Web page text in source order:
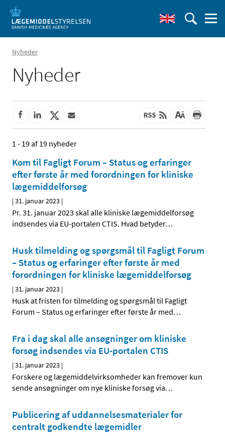
Nyheder
Nyheder
1 - 19 af 19 nyheder
Kom til Fagligt Forum – Status og erfaringer
efter første år med forordningen for kliniske
lægemiddelforsøg
|31. januar 2023 |
Pr. 31. januar 2023 skal alle kliniske lægemiddelforsøg
indsendes via EU-portalen CTIS. Hvad betyder…
Husk tilmelding og spørgsmål til Fagligt Forum
– Status og erfaringer efter første år med
forordningen for kliniske lægemiddelforsøg
|31. januar 2023 |
Husk at fristen for tilmelding og spørgsmål til Fagligt
Forum – Status og erfaringer efter første år med…
Fra i dag skal alle ansøgninger om kliniske
forsøg indsendes via EU-portalen CTIS
|31. januar 2023 |
Forskere og lægemiddelvirksomheder kan fremover kun
sende ansøgninger om nye kliniske forsøg via…
Publicering af uddannelsesmaterialer for
centralt godkendte lægemidler